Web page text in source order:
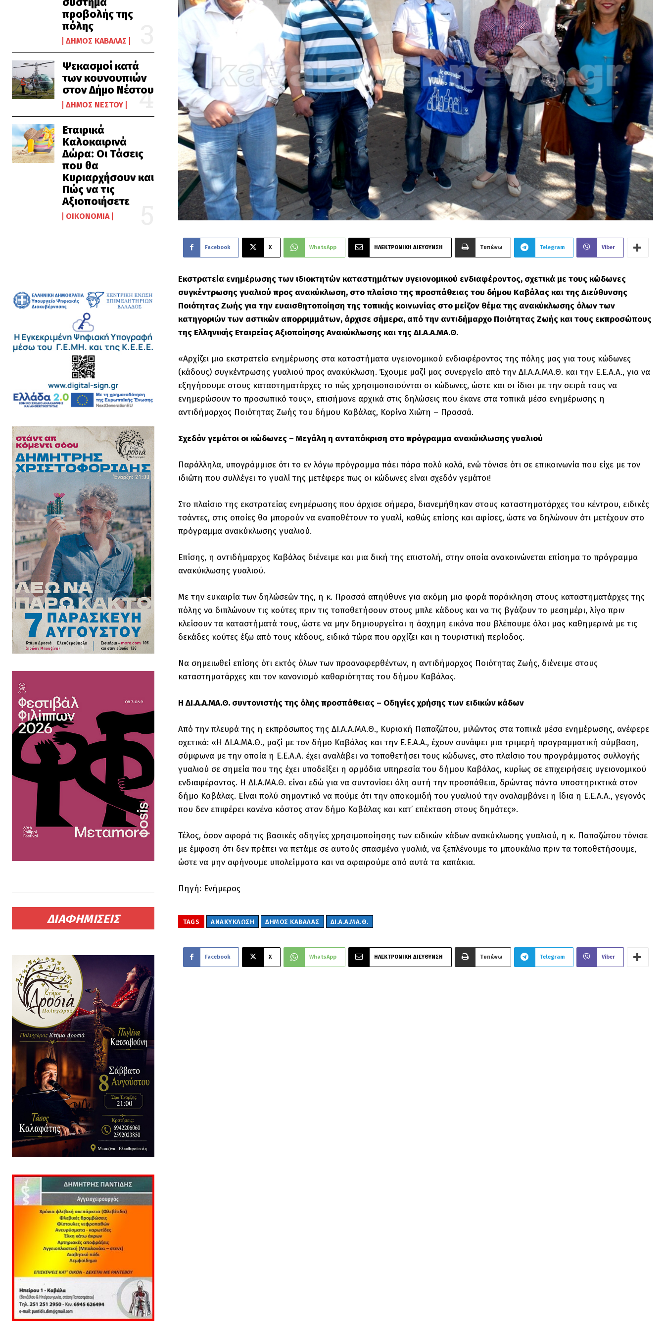
προβολής της
πόλης
ΔΉΜΟΣ ΚΑΒΆΛΑΣ
Ψεκασμοί κατά
των κουνουπιών
στον Δήμο Νέστου
ΔΉΜΟΣ ΝΈΣΤΟΥ
Εταιρικά
Καλοκαιρινά
Δώρα: Οι Τάσεις
που θα
Κυριαρχήσουν και
Πώς να τις
Αξιοποιήσετε
ΟΙΚΟΝΟΜΊΑ
ΔΙΑΦΗΜΙΣΕΙΣ
Facebook X WhatsApp ΗΛΕΚΤΡΟΝΙΚΗ ΔΙΕΥΘΥΝΣΗ Τυπώνω Telegram Viber
Εκστρατεία ενημέρωσης των ιδιοκτητών καταστημάτων υγειονομικού ενδιαφέροντος, σχετικά με τους κώδωνες
συγκέντρωσης γυαλιού προς ανακύκλωση, στο πλαίσιο της προσπάθειας του δήμου Καβάλας και της Διεύθυνσης
Ποιότητας Ζωής για την ευαισθητοποίηση της τοπικής κοινωνίας στο μείζον θέμα της ανακύκλωσης όλων των
κατηγοριών των αστικών απορριμμάτων, άρχισε σήμερα, από την αντιδήμαρχο Ποιότητας Ζωής και τους εκπροσώπους
της Ελληνικής Εταιρείας Αξιοποίησης Ανακύκλωσης και της ΔΙ.Α.Α.ΜΑ.Θ.
«Αρχίζει μια εκστρατεία ενημέρωσης στα καταστήματα υγειονομικού ενδιαφέροντος της πόλης μας για τους κώδωνες
(κάδους) συγκέντρωσης γυαλιού προς ανακύκλωση. Έχουμε μαζί μας συνεργείο από την ΔΙ.Α.Α.ΜΑ.Θ. και την Ε.Ε.Α.Α., για να
εξηγήσουμε στους καταστηματάρχες το πώς χρησιμοποιούνται οι κώδωνες, ώστε και οι ίδιοι με την σειρά τους να
ενημερώσουν το προσωπικό τους», επισήμανε αρχικά στις δηλώσεις που έκανε στα τοπικά μέσα ενημέρωσης η
αντιδήμαρχος Ποιότητας Ζωής του δήμου Καβάλας, Κορίνα Χιώτη – Πρασσά.
Σχεδόν γεμάτοι οι κώδωνες – Μεγάλη η ανταπόκριση στο πρόγραμμα ανακύκλωσης γυαλιού
Παράλληλα, υπογράμμισε ότι το εν λόγω πρόγραμμα πάει πάρα πολύ καλά, ενώ τόνισε ότι σε επικοινωνία που είχε με τον
ιδιώτη που συλλέγει το γυαλί της μετέφερε πως οι κώδωνες είναι σχεδόν γεμάτοι!
Στο πλαίσιο της εκστρατείας ενημέρωσης που άρχισε σήμερα, διανεμήθηκαν στους καταστηματάρχες του κέντρου, ειδικές
τσάντες, στις οποίες θα μπορούν να εναποθέτουν το γυαλί, καθώς επίσης και αφίσες, ώστε να δηλώνουν ότι μετέχουν στο
πρόγραμμα ανακύκλωσης γυαλιού.
Επίσης, η αντιδήμαρχος Καβάλας διένειμε και μια δική της επιστολή, στην οποία ανακοινώνεται επίσημα το πρόγραμμα
ανακύκλωσης γυαλιού.
Με την ευκαιρία των δηλώσεών της, η κ. Πρασσά απηύθυνε για ακόμη μια φορά παράκληση στους καταστηματάρχες της
πόλης να διπλώνουν τις κούτες πριν τις τοποθετήσουν στους μπλε κάδους και να τις βγάζουν το μεσημέρι, λίγο πριν
κλείσουν τα καταστήματά τους, ώστε να μην δημιουργείται η άσχημη εικόνα που βλέπουμε όλοι μας καθημερινά με τις
δεκάδες κούτες έξω από τους κάδους, ειδικά τώρα που αρχίζει και η τουριστική περίοδος.
Να σημειωθεί επίσης ότι εκτός όλων των προαναφερθέντων, η αντιδήμαρχος Ποιότητας Ζωής, διένειμε στους
καταστηματάρχες και τον κανονισμό καθαριότητας του δήμου Καβάλας.
Η ΔΙ.Α.Α.ΜΑ.Θ. συντονιστής της όλης προσπάθειας – Οδηγίες χρήσης των ειδικών κάδων
Από την πλευρά της η εκπρόσωπος της ΔΙ.Α.Α.ΜΑ.Θ., Κυριακή Παπαζώτου, μιλώντας στα τοπικά μέσα ενημέρωσης, ανέφερε
σχετικά: «Η ΔΙ.Α.ΜΑ.Θ., μαζί με τον δήμο Καβάλας και την Ε.Ε.Α.Α., έχουν συνάψει μια τριμερή προγραμματική σύμβαση,
σύμφωνα με την οποία η Ε.Ε.Α.Α. έχει αναλάβει να τοποθετήσει τους κώδωνες, στο πλαίσιο του προγράμματος συλλογής
γυαλιού σε σημεία που της έχει υποδείξει η αρμόδια υπηρεσία του δήμου Καβάλας, κυρίως σε επιχειρήσεις υγειονομικού
ενδιαφέροντος. Η ΔΙ.Α.ΜΑ.Θ. είναι εδώ για να συντονίσει όλη αυτή την προσπάθεια, δρώντας πάντα υποστηρικτικά στον
δήμο Καβάλας. Είναι πολύ σημαντικό να πούμε ότι την αποκομιδή του γυαλιού την αναλαμβάνει η ίδια η Ε.Ε.Α.Α., γεγονός
που δεν επιφέρει κανένα κόστος στον δήμο Καβάλας και κατ’ επέκταση στους δημότες».
Τέλος, όσον αφορά τις βασικές οδηγίες χρησιμοποίησης των ειδικών κάδων ανακύκλωσης γυαλιού, η κ. Παπαζώτου τόνισε
με έμφαση ότι δεν πρέπει να πετάμε σε αυτούς σπασμένα γυαλιά, να ξεπλένουμε τα μπουκάλια πριν τα τοποθετήσουμε,
ώστε να μην αφήνουμε υπολείμματα και να αφαιρούμε από αυτά τα καπάκια.
Πηγή: Ενήμερος
TAGS ΑΝΑΚΎΚΛΩΣΗ ΔΗΜΟΣ ΚΑΒΑΛΑΣ ΔΙ.Α.Α.ΜΑ.Θ.
Facebook X WhatsApp ΗΛΕΚΤΡΟΝΙΚΗ ΔΙΕΥΘΥΝΣΗ Τυπώνω Telegram Viber